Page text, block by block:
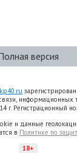
версия
информационных
г. Регистрационный
и данные
в Политике по
18+